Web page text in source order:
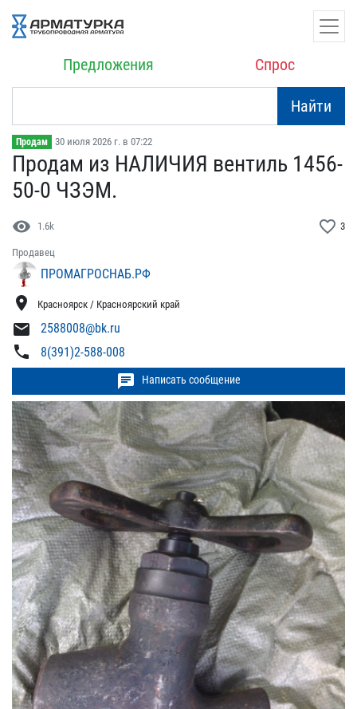
Предложения Спрос
Найти
Продам 30 июля 2026 г. в 07:22
Продам из НАЛИЧИЯ вентил​ь 1456-
50-0 ЧЗЭМ.
visibility 1.6k favorite_border 3
Продавец
ПРОМАГРОСНАБ.РФ
location_on Красноярск / Красноярский край
mail 2588008@bk.ru
phone 8(391)2-588-008
chat Написать сообщение